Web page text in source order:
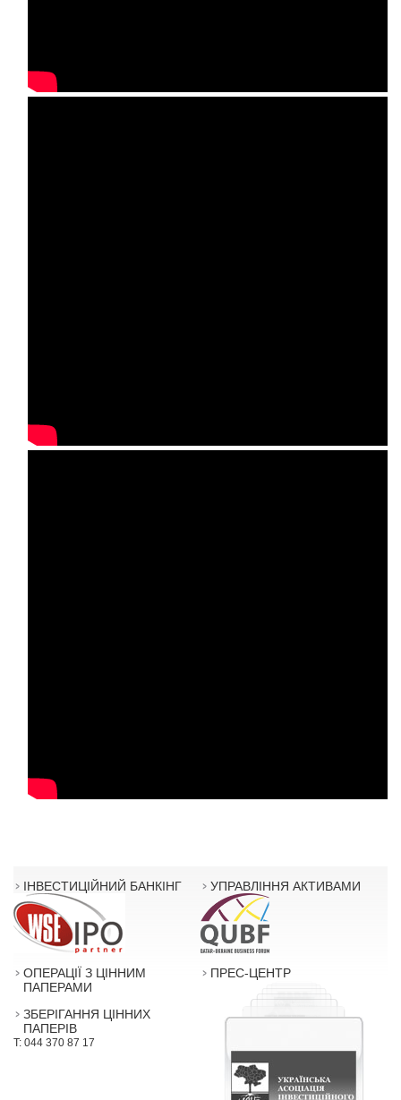
ІНВЕСТИЦІЙНИЙ БАНКІНГ УПРАВЛІННЯ АКТИВАМИ
ОПЕРАЦІЇ З ЦІННИМ
ПАПЕРАМИ
ЗБЕРІГАННЯ ЦІННИХ
ПАПЕРІВ
T: 044 370 87 17
ПРЕС-ЦЕНТР